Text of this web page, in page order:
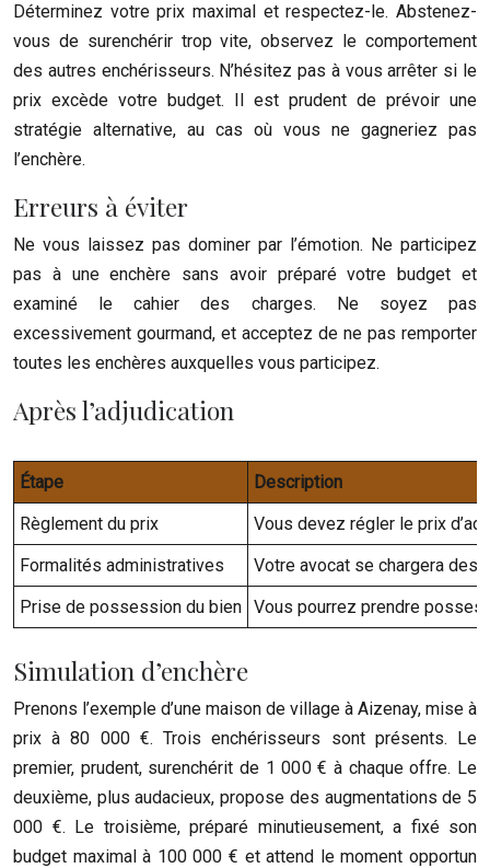
Déterminez votre prix maximal et respectez-le. Abstenez-
vous de surenchérir trop vite, observez le comportement
des autres enchérisseurs. N’hésitez pas à vous arrêter si le
prix excède votre budget. Il est prudent de prévoir une
stratégie alternative, au cas où vous ne gagneriez pas
l’enchère.
Erreurs à éviter
Ne vous laissez pas dominer par l’émotion. Ne participez
pas à une enchère sans avoir préparé votre budget et
examiné le cahier des charges. Ne soyez pas
excessivement gourmand, et acceptez de ne pas remporter
toutes les enchères auxquelles vous participez.
Après l’adjudication
Étape
Description
Règlement du prix
Vous devez régler le prix
Formalités administratives
Votre avocat se chargera des
Prise de possession du bien Vous pourrez prendre
Simulation d’enchère
Prenons l’exemple d’une maison de village à Aizenay, mise à
prix à 80 000 €. Trois enchérisseurs sont présents. Le
premier, prudent, surenchérit de 1 000 € à chaque offre. Le
deuxième, plus audacieux, propose des augmentations de 5
000 €. Le troisième, préparé minutieusement, a fixé son
budget maximal à 100 000 € et attend le moment opportun